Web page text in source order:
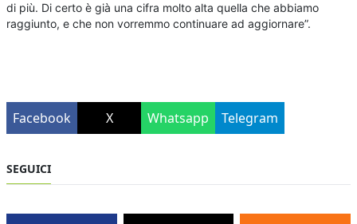
di più. Di certo è già una cifra molto alta quella che abbiamo
raggiunto, e che non vorremmo continuare ad aggiornare”.
Facebook X Whatsapp Telegram
SEGUICI